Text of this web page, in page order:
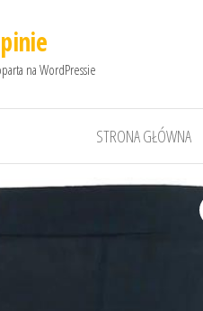
na WordPressie
STRONA GŁÓWNA